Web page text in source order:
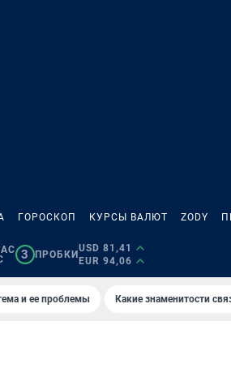
ГОРОСКОП КУРСЫ ВАЛЮТ ZODY
3 ПРОБКИ
USD 81,41
EUR 94,06
и ее проблемы Какие знаменитости